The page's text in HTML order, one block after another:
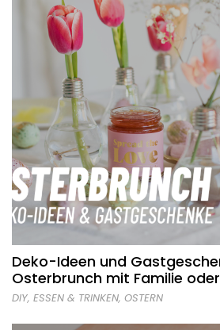
Deko-Ideen und
Osterbrunch mit Familie
DIY, ESSEN & TRINKEN, OSTERN